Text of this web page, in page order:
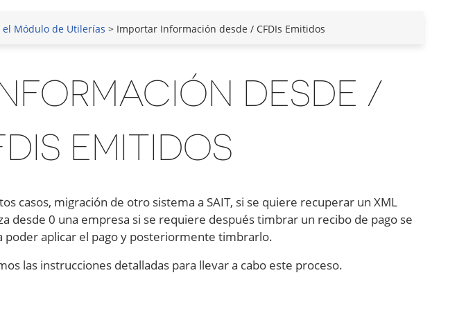
el Módulo de Utilerías > Importar Información desde / CFDIs Emitidos
DESDE /
EMITIDOS
casos, migración de otro sistema a SAIT, si se quiere recuperar un XML
desde 0 una empresa si se requiere después timbrar un recibo de pago se
poder aplicar el pago y posteriormente timbrarlo.
las instrucciones detalladas para llevar a cabo este proceso.